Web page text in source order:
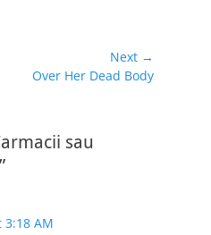
Next →
NextOver Her Dead Body
sau
AM